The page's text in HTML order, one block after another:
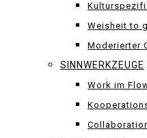
Weisheit to
Moderierter
SINNWERKZEUGE
Work im